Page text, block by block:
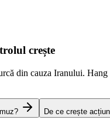
crește
din cauza Iranului.
De ce crește